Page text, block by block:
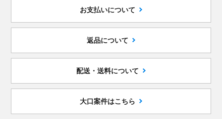
お支払いについて
返品について
配送・送料について
大口案件はこちら